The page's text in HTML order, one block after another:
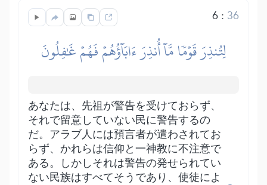
6: 36
لِتُنذِرَ قَوۡمٗا مَّآ أُنذِرَ ءَابَآؤُهُمۡ فَهُمۡ غَٰفِلُونَ
あなたは、先祖が警告を受けておらず、
それで留意していない民に警告するの
だ。アラブ人には預言者が遣わされてお
らず、かれらは信仰と一神教に不注意で
ある。しかしそれは警告の発せられてい
ない民族はすべてそうであり、使徒によ